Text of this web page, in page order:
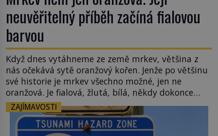
neuvěřitelný příběh začíná fialovou
barvou
Když dnes vytáhneme ze země mrkev, většina z
nás očekává sytě oranžový kořen. Jenže po většinu
své historie je mrkev všechno možné, jen ne
oranžová. Je fialová, žlutá, bílá, někdy dokonce
téměř černá. Až díky stovkám let pečlivého
šlechtění se z ní stává zelenina, bez které si českou
zahradu ani nedokážeme představit. Její příběh je
ZAJÍMAVOSTI